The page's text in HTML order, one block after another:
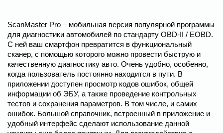
ScanMaster Pro – мобильная версия популярной программы
для диагностики автомобилей по стандарту OBD-II / EOBD.
С ней ваш смартфон превратится в функциональный
сканер, с помощью которого можно провести быструю и
качественную диагностику авто. Очень удобно, особенно,
когда пользователь постоянно находится в пути. В
приложении доступен просмотр кодов ошибок, общей
информации об ЭБУ, а также проведение контрольных
тестов и сохранения параметров. В том числе, и самих
ошибок. Большой справочник, встроенный в приложение и
удобный интерфейс сделают использование данной